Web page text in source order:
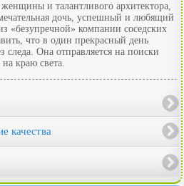
и талантливого архитектора,
дочь, успешный и любящий
«безупречной» компании соседских
что в один прекрасный день
следа. Она отправляется на поиски
на краю света.
качества